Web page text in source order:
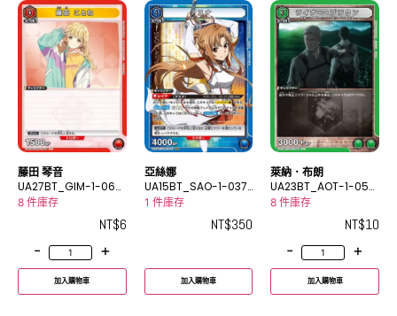
藤田 琴音
UA27BT_GIM-1-069
C
8 件庫存
NT$6
-
+
加入購物車
亞絲娜
UA15BT_SAO-1-037
SR
1 件庫存
NT$350
加入購物車
萊納．布朗
UA23BT_AOT-1-059
U
8 件庫存
NT$10
-
+
加入購物車